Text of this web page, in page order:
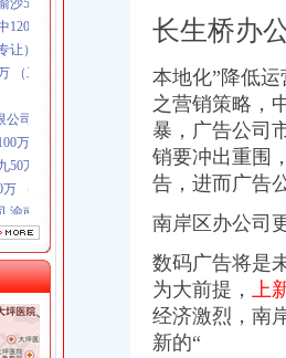
万 （增资）
让）
（工商注册）
公司
万 （工商注册）
万 （进出口权）
（进出口权）
南10万 （工商注册）
（工商注册）
沙50万 （进出口权）
万 （增资）
长生桥办
本地化”降低
之营销策略，
暴，广告公司
销要冲出重围
告，进而广告
南岸区办公司
数码广告将是
为大前提， 上
经济激烈， 南
新的“